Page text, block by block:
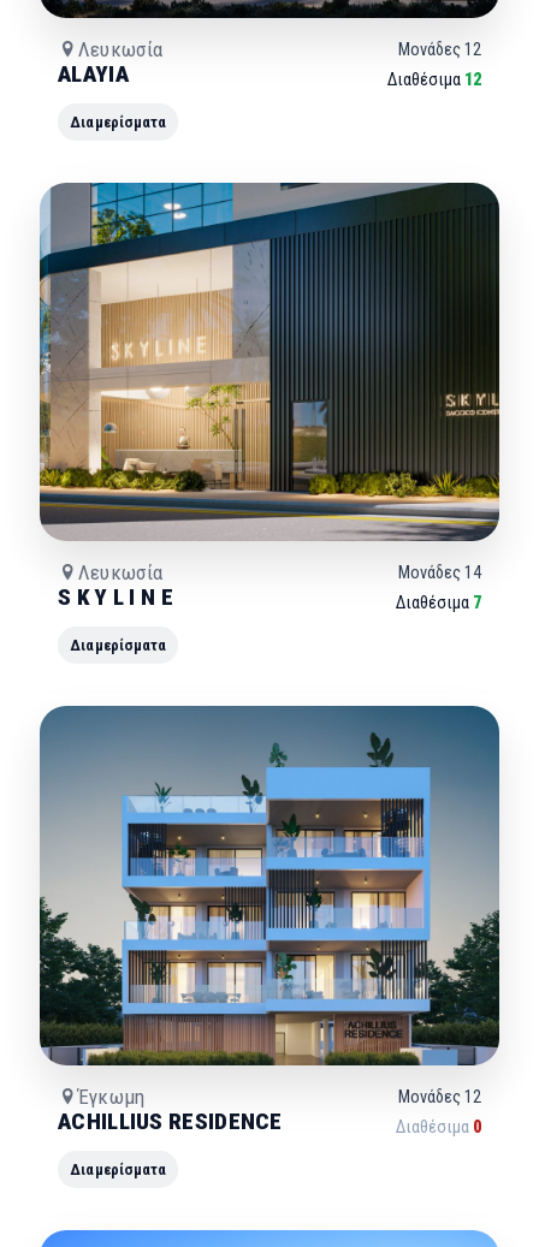
Λευκωσία
ALAYIA
Μονάδες12
Διαθέσιμα 12
Διαμερίσματα
Λευκωσία
S K Y L I N E
Μονάδες14
Διαθέσιμα 7
Διαμερίσματα
Έγκωμη
ACHILLIUS RESIDENCE
Μονάδες12
Διαθέσιμα 0
Διαμερίσματα